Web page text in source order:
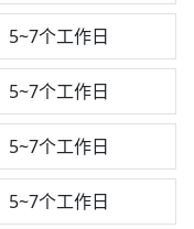
5~7个工作日
5~7个工作日
5~7个工作日
5~7个工作日